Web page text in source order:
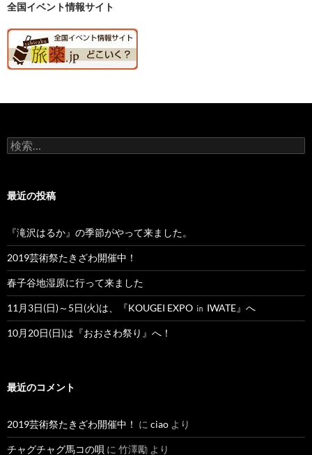
全国イベント情報サイト
検
索:
最近の投稿
『滝沢はるか』の季節がやって来ました。
2019芸術祭たきざわ開催中！
春子谷地湿原に行って来ました
11月3日(日)～5日(火)は、『KOUGEI EXPO ㏌ IWATE』へ
10月20日(日)は『おおさわ祭り』へ！
最近のコメント
2019芸術祭たきざわ開催中！ に ciao より
チャグチャグ馬コの唄 に 竹澤勵 より